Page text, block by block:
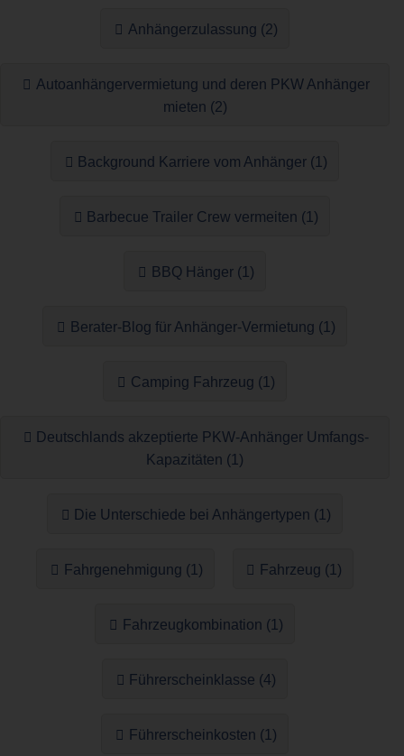
Anhängerzulassung (2)
Autoanhängervermietung und deren PKW Anhänger
mieten (2)
Background Karriere vom Anhänger (1)
Barbecue Trailer Crew vermeiten (1)
BBQ Hänger (1)
Berater-Blog für Anhänger-Vermietung (1)
Camping Fahrzeug (1)
Deutschlands akzeptierte PKW-Anhänger Umfangs-
Kapazitäten (1)
Die Unterschiede bei Anhängertypen (1)
Fahrgenehmigung (1) Fahrzeug (1)
Fahrzeugkombination (1)
Führerscheinklasse (4)
Führerscheinkosten (1)